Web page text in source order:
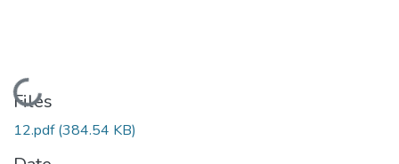
Loading...
Files
12.pdf(384.54 KB)